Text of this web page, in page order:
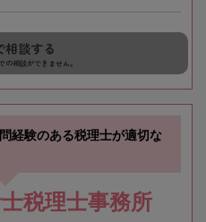
相談する
の相談ができません。
経験のある税理士が適切な
税理士事務所